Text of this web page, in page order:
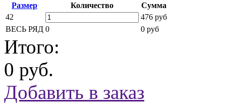
Размер Количество
Сумма
42
476 руб
ВЕСЬ РЯД 0 0 руб
Итого:
0 руб.
Добавить в заказ